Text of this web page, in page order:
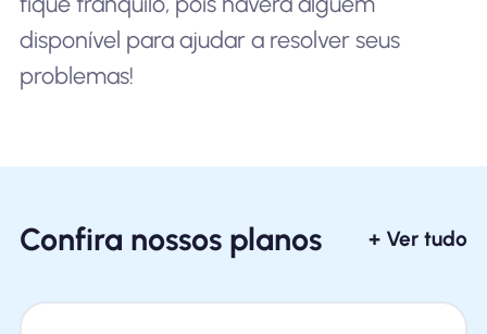
disponível para ajudar a resolver seus
problemas!
Confira nossos planos + Ver tudo